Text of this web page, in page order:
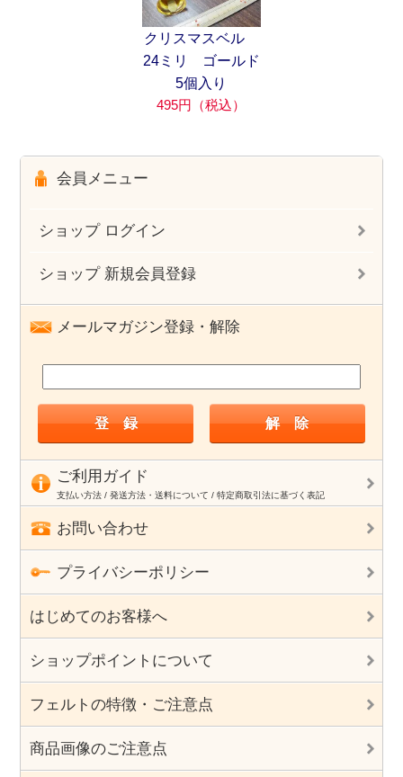
クリスマスベル
24ミリ ゴールド
5個入り
495円（税込）
会員メニュー
ショップ ログイン
ショップ 新規会員登録
メールマガジン登録・解除
ご利用ガイド
支払い方法 / 発送方法・送料について / 特定商取引法に基づく表記
お問い合わせ
プライバシーポリシー
はじめてのお客様へ
ショップポイントについて
フェルトの特徴・ご注意点
商品画像のご注意点